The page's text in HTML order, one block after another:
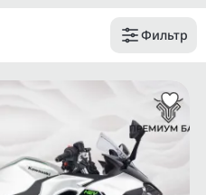
Фильтр